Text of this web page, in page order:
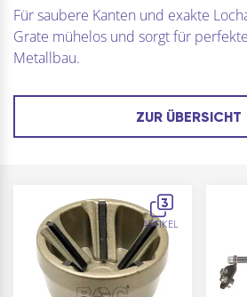
Für saubere Kanten und exakte
Grate mühelos und sorgt für
Metallbau.
ZUR ÜBERSICHT
3
ARTIKEL